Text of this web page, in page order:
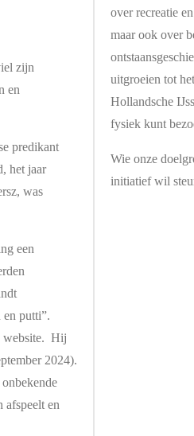
zijn
en
predikant
het jaar
was
een
putti”.
website. Hij
2024).
afspeelt en
over recreatie
maar ook over
uitgroeien tot
Hollandsche
fysiek kunt
Wie onze
initiatief wil